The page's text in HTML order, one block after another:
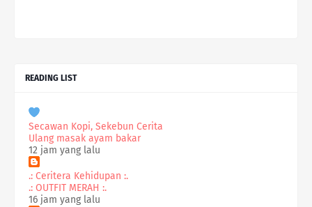
READING LIST
Secawan Kopi, Sekebun Cerita
Ulang masak ayam bakar
12 jam yang lalu
.: Ceritera Kehidupan :.
.: OUTFIT MERAH :.
16 jam yang lalu